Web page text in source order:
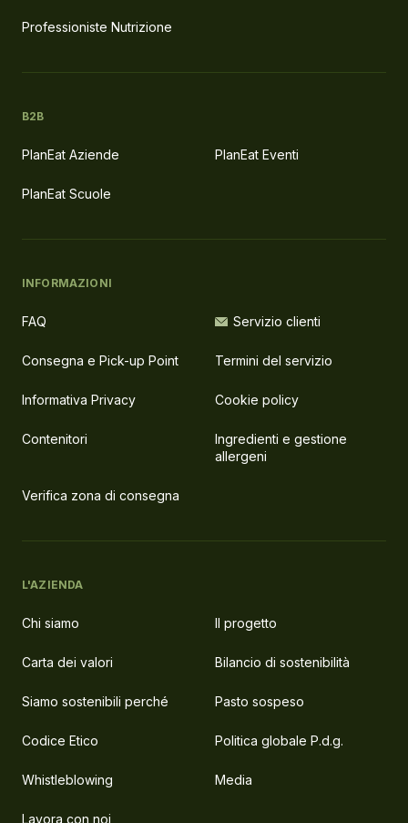
Professioniste Nutrizione
B2B
PlanEat Aziende PlanEat Eventi
PlanEat Scuole
INFORMAZIONI
FAQ Servizio clienti
Consegna e Pick-up Point Termini del servizio
Informativa Privacy Cookie policy
Contenitori
Ingredienti e gestione
allergeni
Verifica zona di consegna
L'AZIENDA
Chi siamo Il progetto
Carta dei valori Bilancio di sostenibilità
Siamo sostenibili perché Pasto sospeso
Codice Etico Politica globale P.d.g.
Whistleblowing Media
Lavora con noi